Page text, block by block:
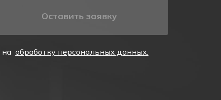
светильника в корпусе из пластика. В
только в непостоянном режиме действия.
Оставить заявку
на обработку персональных данных.